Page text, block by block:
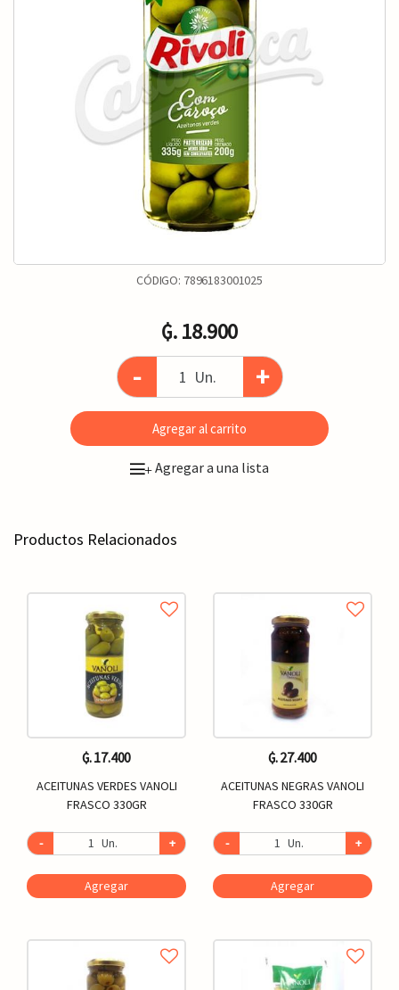
CÓDIGO: 7896183001025
₲. 18.900
- Un. +
Agregar al carrito
+Agregar a una lista
Productos Relacionados
₲. 17.400
ACEITUNAS VERDES VANOLI
FRASCO 330GR
- Un. +
Agregar
₲. 27.400
ACEITUNAS NEGRAS VANOLI
FRASCO 330GR
- Un. +
Agregar